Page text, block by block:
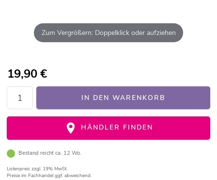
Zum Vergrößern: Doppelklick oder aufziehen
19,90€
IN DEN WARENKORB
HÄNDLER FINDEN
Bestand reicht ca. 12 Wo.
Listenpreis zzgl. 19% MwSt.
Preise im Fachhandel ggf. abweichend.